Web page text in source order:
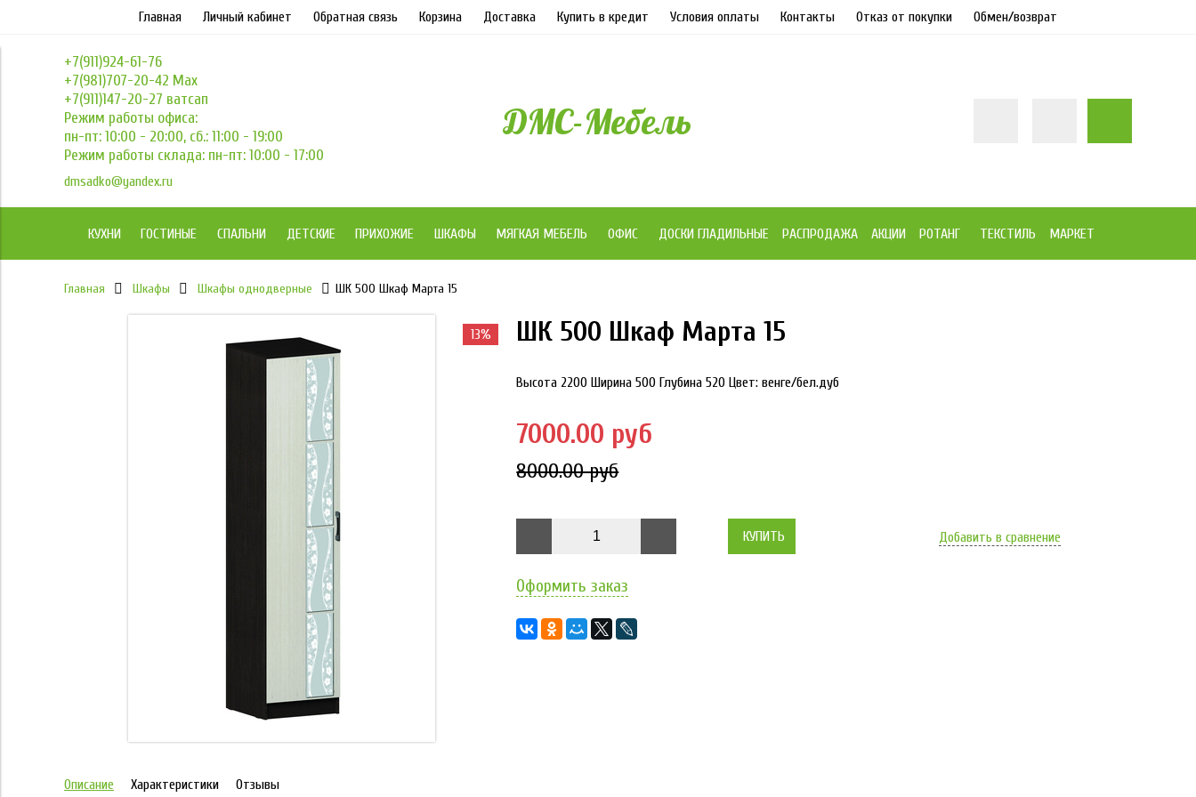
Главная Личный кабинет Обратная связь Корзина Доставка Купить в кредит Условия оплаты Контакты Отказ от покупки Обмен/возврат
+7(911)924-61-76
+7(981)707-20-42 Max
+7(911)147-20-27 ватсап
Режим работы офиса:
пн-пт: 10:00 - 20:00, сб.: 11:00 - 19:00
Режим работы склада: пн-пт: 10:00 - 17:00
dmsadko@yandex.ru
ДМС-Мебель
КУХНИ ГОСТИНЫЕ СПАЛЬНИ ДЕТСКИЕ ПРИХОЖИЕ ШКАФЫ МЯГКАЯ МЕБЕЛЬ ОФИС ДОСКИ ГЛАДИЛЬНЫЕ РАСПРОДАЖА АКЦИИ РОТАНГ ТЕКСТИЛЬ МАРКЕТ
Главная Шкафы Шкафы однодверные ШК 500 Шкаф Марта 15
13% ШК 500 Шкаф Марта 15
Высота 2200 Ширина 500 Глубина 520 Цвет: венге/бел.дуб
7000.00 руб
8000.00 руб
КУПИТЬ Добавить в сравнение
Оформить заказ
Описание Характеристики Отзывы